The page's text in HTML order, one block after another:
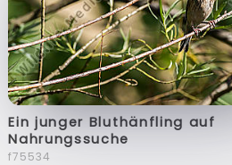
Ein junger Bluthänfling auf
Nahrungssuche
f75534